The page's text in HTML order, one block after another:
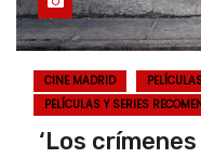
CINE MADRID
PELÍCULAS Y SERIES
‘Los